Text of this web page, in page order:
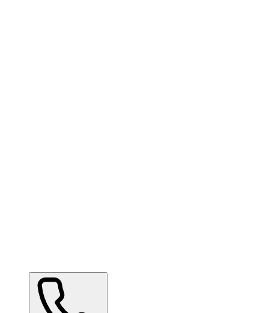
Ceramic Pro Care+kérésre